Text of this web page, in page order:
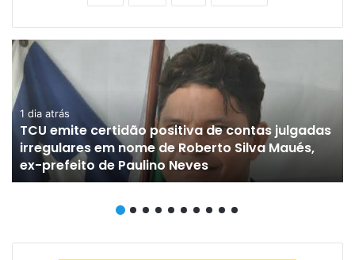
1 dia atrás
TCU emite certidão positiva de contas julgadas
irregulares em nome de Roberto Silva Maués,
ex-prefeito de Paulino Neves